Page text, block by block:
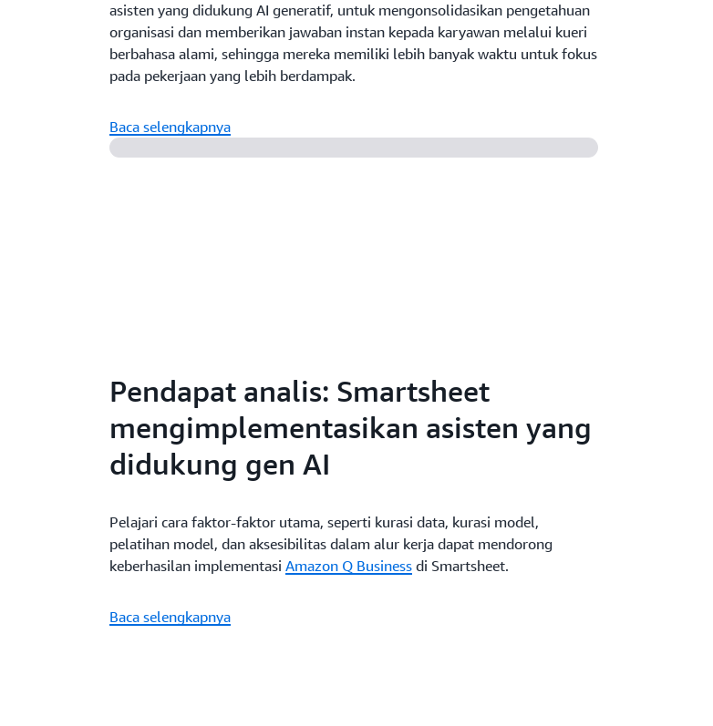
asisten yang didukung AI generatif, untuk mengonsolidasikan pengetahuan
organisasi dan memberikan jawaban instan kepada karyawan melalui kueri
berbahasa alami, sehingga mereka memiliki lebih banyak waktu untuk fokus
pada pekerjaan yang lebih berdampak.
Baca selengkapnya
Pendapat analis: Smartsheet
mengimplementasikan asisten yang
didukung gen AI
Pelajari cara faktor-faktor utama, seperti kurasi data, kurasi model,
pelatihan model, dan aksesibilitas dalam alur kerja dapat mendorong
keberhasilan implementasiAmazon Q Business di Smartsheet.
Baca selengkapnya